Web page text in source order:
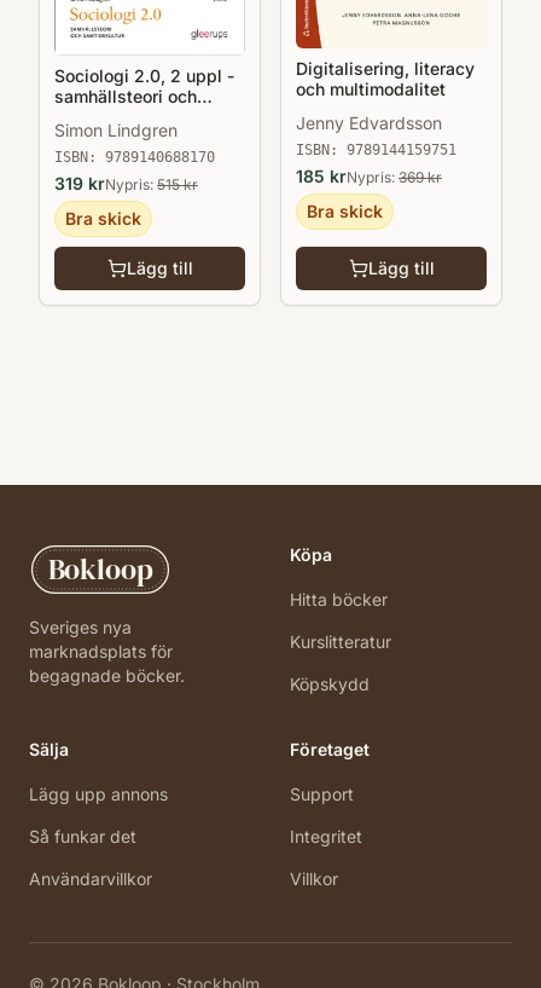
Sociologi 2.0, 2 uppl -
samhällsteori och
Simon Lindgren
ISBN: 9789140688170
319 krNypris: 515kr
Bra skick
Lägg till
Digitalisering, literacy
och multimodalitet
Jenny Edvardsson
ISBN: 9789144159751
185 krNypris: 369kr
Bra skick
Lägg till
Bokloop
Sveriges nya
marknadsplats för
begagnade böcker.
Köpa
Hitta böcker
Kurslitteratur
Köpskydd
Sälja
Lägg upp annons
Så funkar det
Användarvillkor
Företaget
Support
Integritet
Villkor